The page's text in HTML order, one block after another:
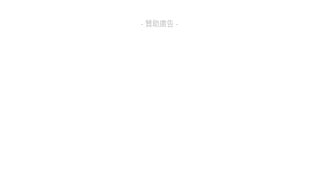
- 贊助廣告 -